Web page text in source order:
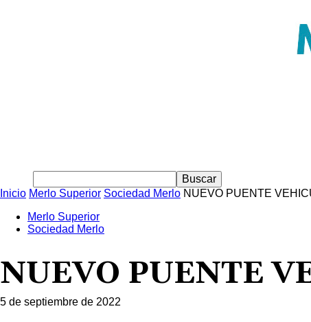
Inicio Merlo Superior Sociedad Merlo NUEVO PUENTE
Merlo Superior
Sociedad Merlo
NUEVO PUENTE
5 de septiembre de 2022